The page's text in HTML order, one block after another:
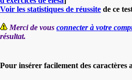
Voir les statistiques de réussite de ce
Merci de vous connecter à votre
résultat.
Pour insérer facilement des caractères